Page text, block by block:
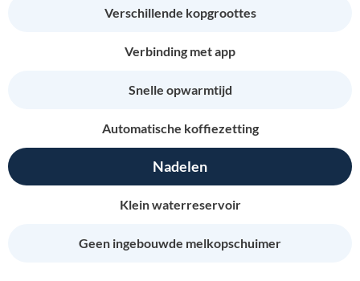
Verschillende kopgroottes
Verbinding met app
Snelle opwarmtijd
Automatische koffiezetting
Nadelen
Klein waterreservoir
Geen ingebouwde melkopschuimer